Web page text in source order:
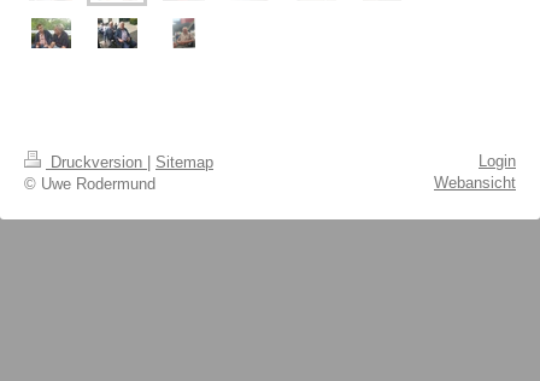
Druckversion | Sitemap
© Uwe Rodermund
Login
Webansicht